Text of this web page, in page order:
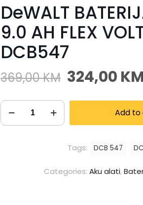
DeWALT
9.0 AH FLEX
DCB547
369,00KM 324,00 KM
Add
Categories: Aku alati,
Tags: DCB 547